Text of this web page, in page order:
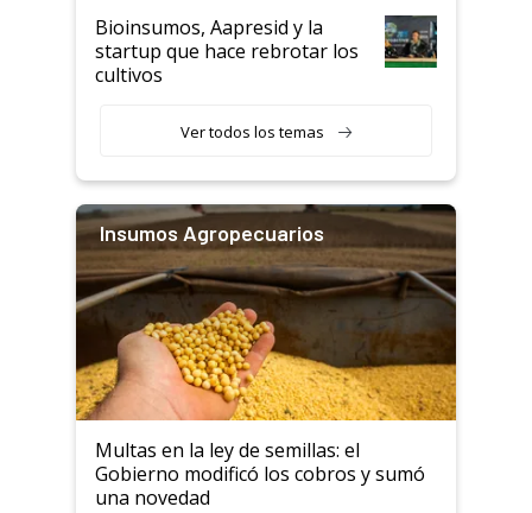
Bioinsumos, Aapresid y la
startup que hace rebrotar los
cultivos
Ver todos los temas
Insumos Agropecuarios
Multas en la ley de semillas: el
Gobierno modificó los cobros y sumó
una novedad